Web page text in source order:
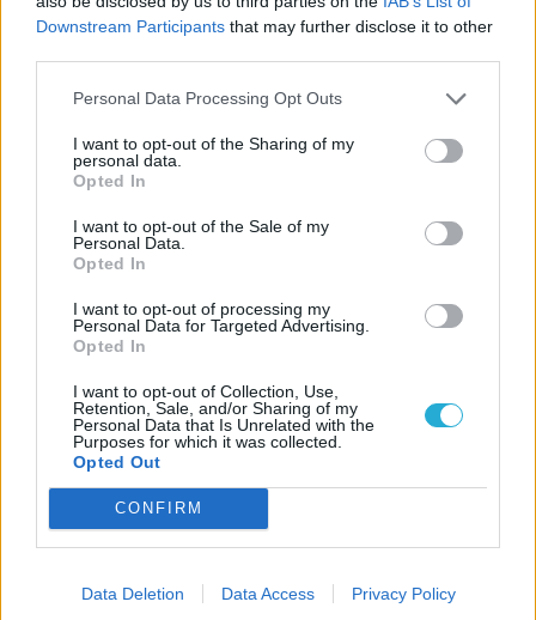
Downstream Participants that may further disclose it to other
Personal Data Processing Opt Outs
I want to opt-out of the Sharing of my
personal data.
Opted In
I want to opt-out of the Sale of my
Personal Data.
Opted In
I want to opt-out of processing my
Personal Data for Targeted Advertising.
Opted In
I want to opt-out of Collection, Use,
Retention, Sale, and/or Sharing of my
Personal Data that Is Unrelated with the
Purposes for which it was collected.
Opted Out
CONFIRM
Data Deletion Data Access Privacy Policy
LEGFRISSEBB VIDEÓNK